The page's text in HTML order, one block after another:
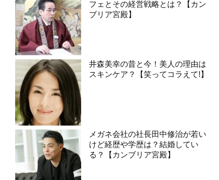
フェとその経営戦略とは？【カン
ブリア宮殿】
井森美幸の昔と今！美人の理由は
スキンケア？【笑ってコラえて!】
メガネ会社の社長田中修治が若い
けど経歴や学歴は？結婚してい
る？【カンブリア宮殿】